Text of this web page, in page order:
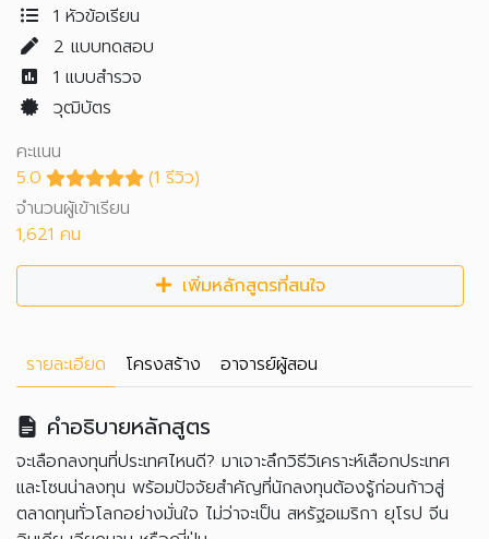
1 หัวข้อเรียน
2 แบบทดสอบ
1 แบบสำรวจ
วุฒิบัตร
คะแนน
5.0
(1 รีวิว)
จำนวนผู้เข้าเรียน
1,621 คน
เพิ่มหลักสูตรที่สนใจ
รายละเอียด โครงสร้าง อาจารย์ผู้สอน
คำอธิบายหลักสูตร
จะเลือกลงทุนที่ประเทศไหนดี? มาเจาะลึกวิธีวิเคราะห์เลือกประเทศ
และโซนน่าลงทุน พร้อมปัจจัยสำคัญที่นักลงทุนต้องรู้ก่อนก้าวสู่
ตลาดทุนทั่วโลกอย่างมั่นใจ ไม่ว่าจะเป็น สหรัฐอเมริกา ยุโรป จีน